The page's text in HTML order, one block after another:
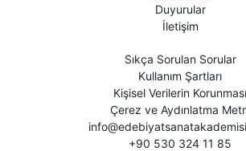
Duyurular
İletişim
Sıkça Sorulan Sorular
Kullanım Şartları
Kişisel Verilerin Korunması
Çerez ve Aydınlatma
+90 530 324 11 85